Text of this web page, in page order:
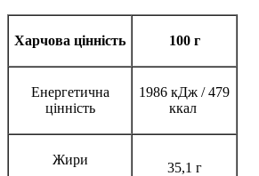
Харчова цінність 100 г
Енергетична
цінність
1986 кДж / 479
ккал
Жири
35,1 г